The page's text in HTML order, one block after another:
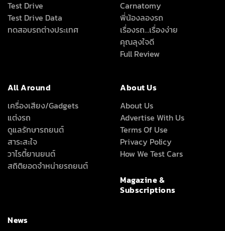
Test Drive
Test Drive Data
ทดสอบรถต่างประเทศ
Carnatomy
พี่น้องลองรถ
เรื่องรถ…เรื่องง่าย
คุณลุงใจดี
Full Review
All Around
เครื่องเสียง/Gadgets
แต่งรถ
ดูแลรักษารถยนต์
สาระสะใจ
วาไรตี้ยานยนต์
สถิติยอดจำหน่ายรถยนต์
About Us
About Us
Advertise With Us
Terms Of Use
Privacy Policy
How We Test Cars
Magazine &
Subscriptions
News